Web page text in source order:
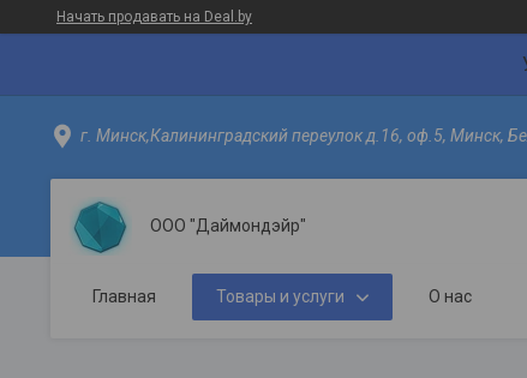
Начать продавать на Deal.by
г. Минск,Калининградский переулок д.16, оф.5, Минск,
ООО "Даймондэйр"
Главная Товары и услуги О нас